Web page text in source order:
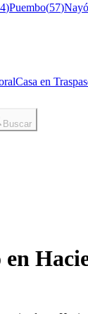
)Puembo(57)
Casa en
Buscar